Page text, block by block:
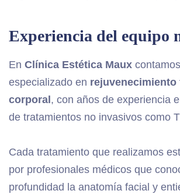
Experiencia del equipo
En Clínica Estética Maux
especializado en rejuvenecimiento
corporal , con años de experiencia
de tratamientos no invasivos como
Cada tratamiento que realizamos
por profesionales médicos que
profundidad la anatomía facial y